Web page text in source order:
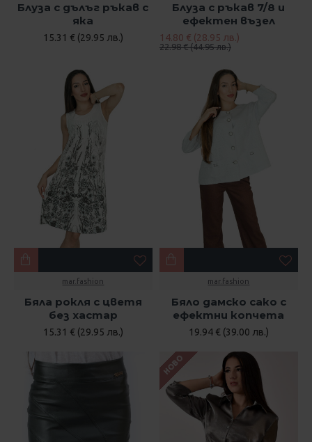
Блуза с дълъг ръкав с
яка
15.31 € (29.95 лв.)
Блуза с ръкав 7/8 и
ефектен възел
14.80 € (28.95 лв.)
22.98 € (44.95 лв.)
mar.fashion
Бяла рокля с цветя
без хастар
15.31 € (29.95 лв.)
mar.fashion
Бяло дамско сако с
ефектни копчета
19.94 € (39.00 лв.)
НОВО